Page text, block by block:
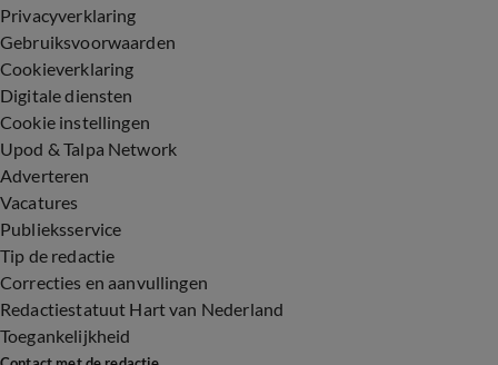
Privacyverklaring
Gebruiksvoorwaarden
Cookieverklaring
Digitale diensten
Cookie instellingen
Upod & Talpa Network
Adverteren
Vacatures
Publieksservice
Tip de redactie
Correcties en aanvullingen
Redactiestatuut Hart van Nederland
Toegankelijkheid